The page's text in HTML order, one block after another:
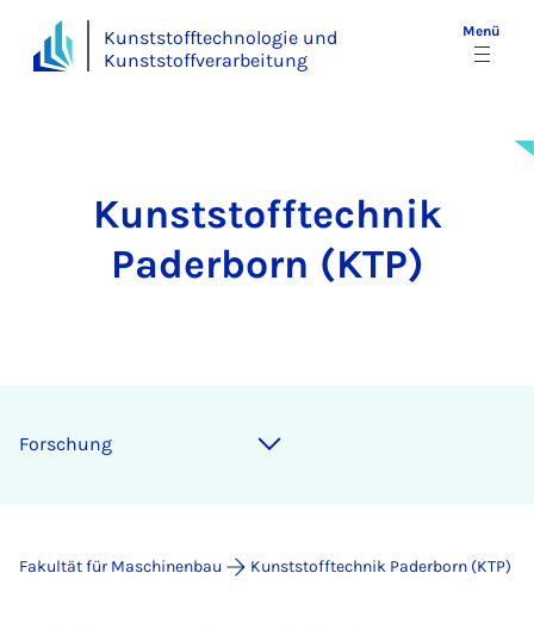
Kunststofftechnologie und
Kunststoffverarbeitung
Menü
Kunststofftechnik
Paderborn (KTP)
For­schung
Fakultät für Maschinenbau Kunststofftechnik Paderborn (KTP)